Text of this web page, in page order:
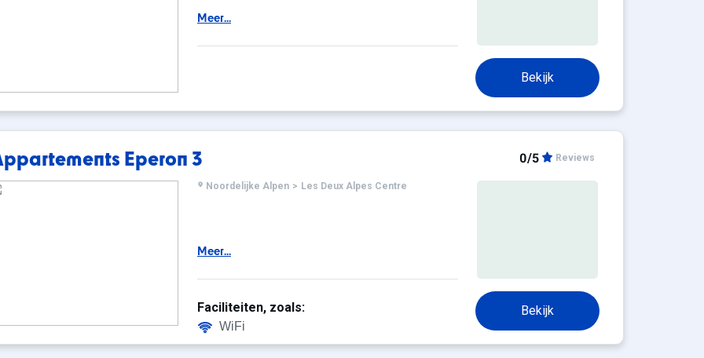
Meer...
Bekijk
Eperon 3 0/5 Reviews
Noordelijke Alpen > Les Deux Alpes Centre
Meer...
Bekijk
Faciliteiten, zoals:
WiFi